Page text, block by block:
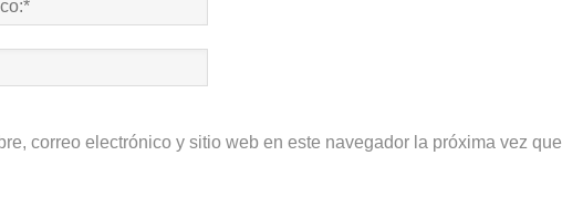
correo electrónico y sitio web en este navegador la próxima vez que